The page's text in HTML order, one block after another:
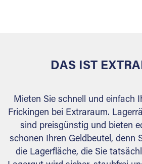
DAS IST
Mieten Sie schnell und einfach
Frickingen bei Extraraum.
sind preisgünstig und bieten
schonen Ihren Geldbeutel, denn
die Lagerfläche, die Sie